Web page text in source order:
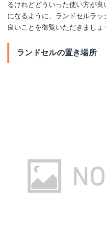
るけれどどういった使い方が
になるように、ランドセルラ
良いことを御覧いただきましょ
ランドセルの置き場所